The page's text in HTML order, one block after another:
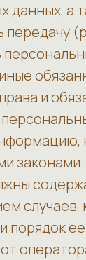
данных, а
передачу
и
порядок